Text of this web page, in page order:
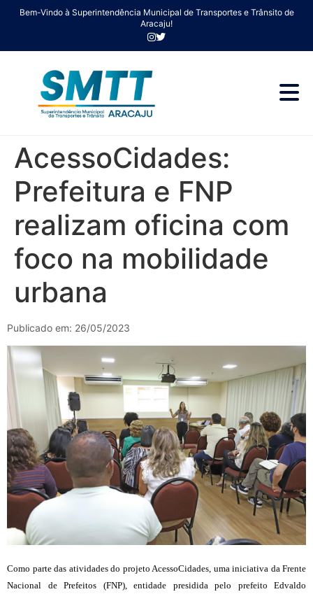
Bem-Vindo à Superintendência Municipal de Transportes e Trânsito de
Aracaju!
AcessoCidades:
Prefeitura e FNP
realizam oficina com
foco na mobilidade
urbana
Publicado em: 26/05/2023
Como parte das atividades do projeto AcessoCidades, uma iniciativa da Frente
Nacional de Prefeitos (FNP), entidade presidida pelo prefeito Edvaldo